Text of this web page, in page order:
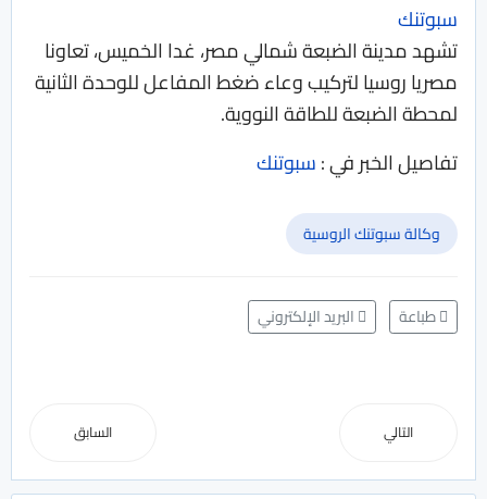
سبوتنك
تشهد مدينة الضبعة شمالي مصر، غدا الخميس، تعاونا
مصريا روسيا لتركيب وعاء ضغط المفاعل للوحدة الثانية
لمحطة الضبعة للطاقة النووية.
تفاصيل الخبر في :سبوتنك
وكالة سبوتنك الروسية
طباعة البريد الإلكتروني
السابق التالي